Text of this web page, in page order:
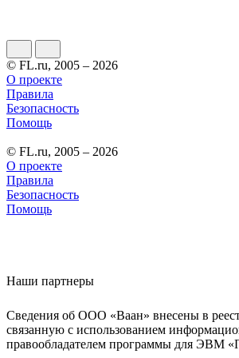
© FL.ru, 2005 – 2026
О проекте
Правила
Безопасность
Помощь
© FL.ru, 2005 – 2026
О проекте
Правила
Безопасность
Помощь
Наши партнеры
Сведения об ООО «Ваан» внесены в
связанную с использованием
правообладателем программы для ЭВМ